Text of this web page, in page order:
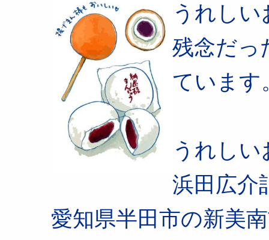
うれし
残念だっ
ています
うれし
浜田広介
愛知県半田市の新美